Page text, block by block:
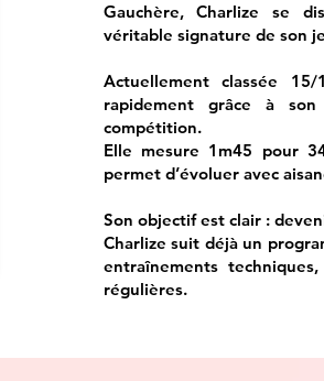
Gauchère, Charlize se
véritable signature de son
Actuellement classée
rapidement grâce à
compétition.
Elle mesure 1m45 pour
permet d’évoluer avec
Son objectif est clair :
Charlize suit déjà un
entraînements
régulières.